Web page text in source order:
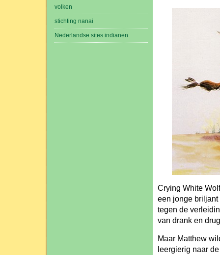
volken
stichting nanai
Nederlandse sites indianen
Crying White
een jonge
tegen de
van drank en
Maar Matthew
leergierig naar